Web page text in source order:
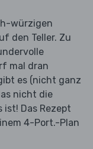
würzigen
den Teller. Zu
mal dran
es (nicht ganz
nicht die
Das Rezept
4-Port.-Plan